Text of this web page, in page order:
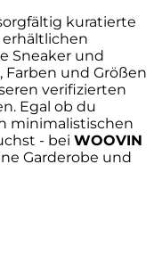
kuratierte
Sneaker und
Farben und Größen
verifizierten
Egal ob du
minimalistischen
- bei WOOVIN
Garderobe und